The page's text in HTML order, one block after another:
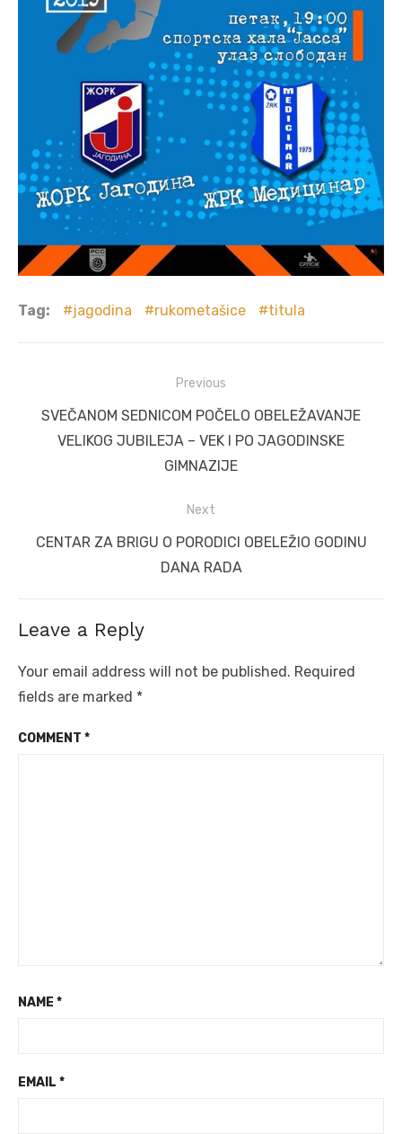
Tag: jagodina rukometašice titula
navigation
Previous
Previous
post:
SVEČANOM SEDNICOM POČELO OBELEŽAVANJE
VELIKOG JUBILEJA – VEK I PO JAGODINSKE
GIMNAZIJE
Next
Next
CENTAR ZA BRIGU O PORODICI OBELEŽIO GODINU
DANA RADA
Leave a Reply
Your email address will not be published. Required
fields are marked *
COMMENT *
NAME *
EMAIL *